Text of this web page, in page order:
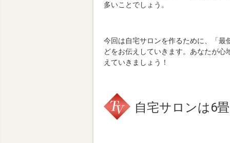
多いことでしょう。
今回は自宅サロンを作るために、「
どをお伝えしていきます。あなたが
えていきましょう！
自宅サロンは6